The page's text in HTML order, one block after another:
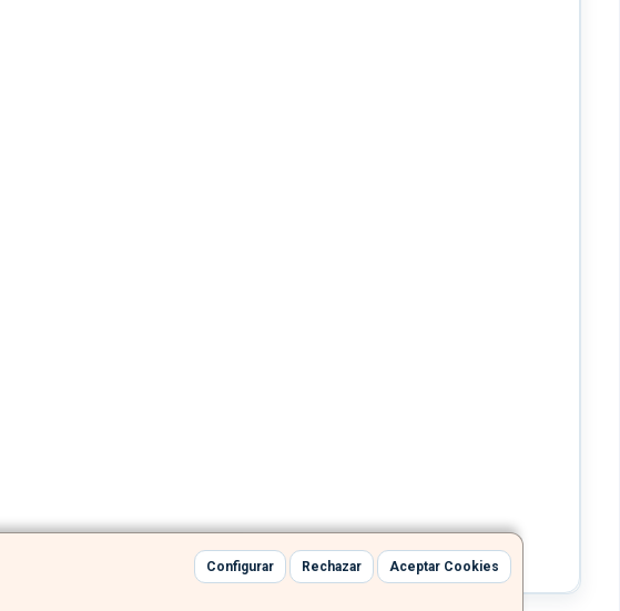
Configurar Rechazar Aceptar Cookies